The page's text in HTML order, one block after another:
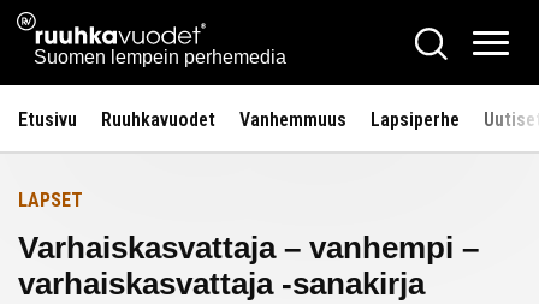
Siirry
sisältöön
Ruuhkavuodet.fi
Suomen lempein perhemedia
Hae
Etusivu Ruuhkavuodet Vanhemmuus Lapsiperhe
Etusivulle
LAPSET
Varhaiskasvattaja – vanhempi –
varhaiskasvattaja -sanakirja